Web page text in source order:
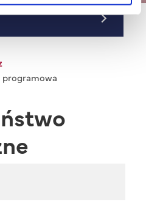
programowa